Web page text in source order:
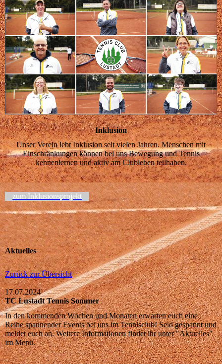
Inklusion
Unser Verein lebt Inklusion seit vielen Jahren. Menschen mit
Einschränkungen können bei uns Bewegung und Tennis
kennenlernen und aktiv am Clubleben teilhaben.
zum Inklusionsprojekt
Aktuelles
Zurück zur Übersicht
17.07.2024
TC Lustadt Tennis Sommer
In den kommenden Wochen und Monaten erwarten euch eine
Reihe spannender Events bei uns im Tennisclub! Seid gespannt und
meldet euch an. Weitere Informationen findet ihr unter "Aktuelles"
im Menü.